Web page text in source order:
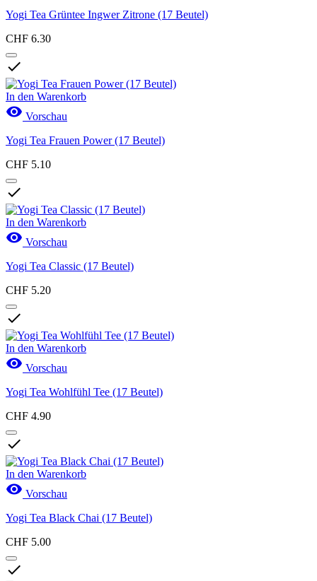
Yogi Tea Grüntee Ingwer Zitrone (17 Beutel)
CHF 6.30

In den Warenkorb
 Vorschau
Yogi Tea Frauen Power (17 Beutel)
CHF 5.10

In den Warenkorb
 Vorschau
Yogi Tea Classic (17 Beutel)
CHF 5.20

In den Warenkorb
 Vorschau
Yogi Tea Wohlfühl Tee (17 Beutel)
CHF 4.90

In den Warenkorb
 Vorschau
Yogi Tea Black Chai (17 Beutel)
CHF 5.00
